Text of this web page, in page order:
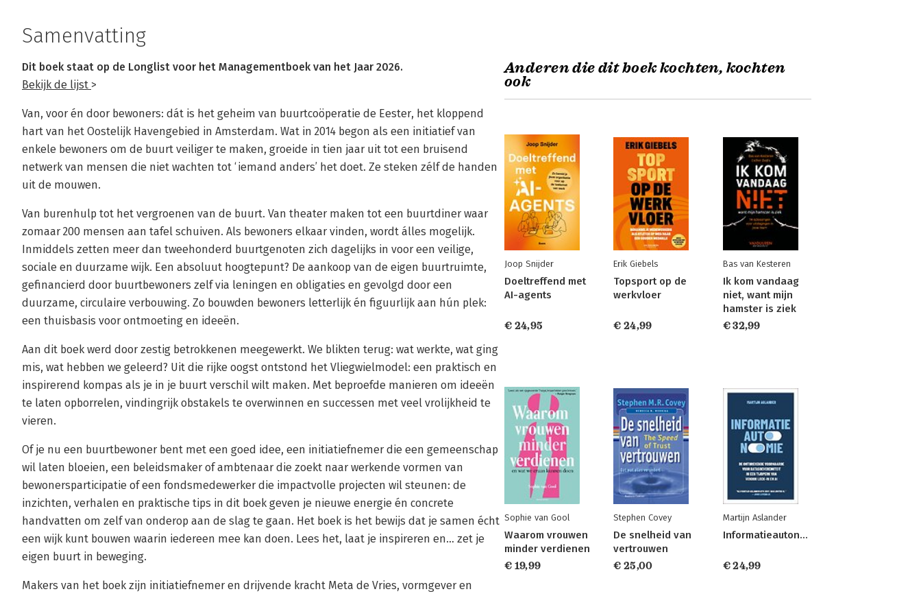
Samenvatting
Dit boek staat op de Longlist voor het Managementboek van het Jaar 2026.
Bekijk de lijst >
Van, voor én door bewoners: dát is het geheim van buurtcoöperatie de Eester, het kloppend
hart van het Oostelijk Havengebied in Amsterdam. Wat in 2014 begon als een initiatief van
enkele bewoners om de buurt veiliger te maken, groeide in tien jaar uit tot een bruisend
netwerk van mensen die niet wachten tot ‘iemand anders’ het doet. Ze steken zélf de handen
uit de mouwen.
Van burenhulp tot het vergroenen van de buurt. Van theater maken tot een buurtdiner waar
zomaar 200 mensen aan tafel schuiven. Als bewoners elkaar vinden, wordt álles mogelijk.
Inmiddels zetten meer dan tweehonderd buurtgenoten zich dagelijks in voor een veilige,
sociale en duurzame wijk. Een absoluut hoogtepunt? De aankoop van de eigen buurtruimte,
gefinancierd door buurtbewoners zelf via leningen en obligaties en gevolgd door een
duurzame, circulaire verbouwing. Zo bouwden bewoners letterlijk én figuurlijk aan hún plek:
een thuisbasis voor ontmoeting en ideeën.
Aan dit boek werd door zestig betrokkenen meegewerkt. We blikten terug: wat werkte, wat ging
mis, wat hebben we geleerd? Uit die rijke oogst ontstond het Vliegwielmodel: een praktisch en
inspirerend kompas als je in je buurt verschil wilt maken. Met beproefde manieren om ideeën
te laten opborrelen, vindingrijk obstakels te overwinnen en successen met veel vrolijkheid te
vieren.
Of je nu een buurtbewoner bent met een goed idee, een initiatiefnemer die een gemeenschap
wil laten bloeien, een beleidsmaker of ambtenaar die zoekt naar werkende vormen van
bewonersparticipatie of een fondsmedewerker die impactvolle projecten wil steunen: de
inzichten, verhalen en praktische tips in dit boek geven je nieuwe energie én concrete
handvatten om zelf van onderop aan de slag te gaan. Het boek is het bewijs dat je samen écht
een wijk kunt bouwen waarin iedereen mee kan doen. Lees het, laat je inspireren en… zet je
eigen buurt in beweging.
Makers van het boek zijn initiatiefnemer en drijvende kracht Meta de Vries, vormgever en
Anderen die dit boek kochten, kochten
ook
Joop Snijder
Doeltreffend met
AI-agents
€ 24,95
Erik Giebels
Topsport op de
werkvloer
€ 24,99
Bas van Kesteren
Ik kom vandaag
niet, want mijn
hamster is ziek
€ 32,99
Sophie van Gool
Waarom vrouwen
minder verdienen
€ 19,99
Stephen Covey
De snelheid van
vertrouwen
€ 25,00
Martijn Aslander
Informatieautonomie
€ 24,99